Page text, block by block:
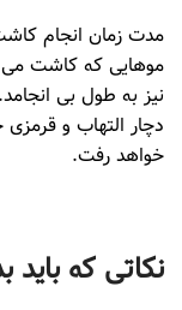
مدت زمان انجام
نیز به طول بی
دچار التهاب و
خواهد رفت.
نکاتی که باید